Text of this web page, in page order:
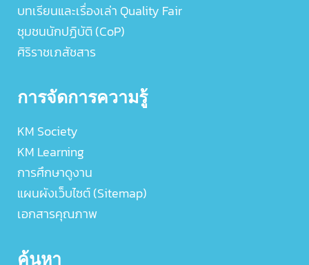
บทเรียนและเรื่องเล่า Quality Fair
ชุมชนนักปฏิบัติ (CoP)
ศิริราชเภสัชสาร
การจัดการความรู้
KM Society
KM Learning
การศึกษาดูงาน
แผนผังเว็บไซต์ (Sitemap)
เอกสารคุณภาพ
ค้นหา